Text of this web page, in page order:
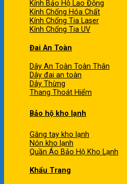
Kính Bảo Hộ Lao Động
Kính Chống Hóa Chất
Kính Chống Tia Laser
Kính Chống Tia UV
Đai An Toàn
Dây An Toàn Toàn Thân
Dây đai an toàn
Dây Thừng
Thang Thoát Hiểm
Bảo hộ kho lạnh
Găng tay kho lạnh
Nón kho lạnh
Quần Áo Bảo Hộ Kho Lạnh
Khẩu Trang